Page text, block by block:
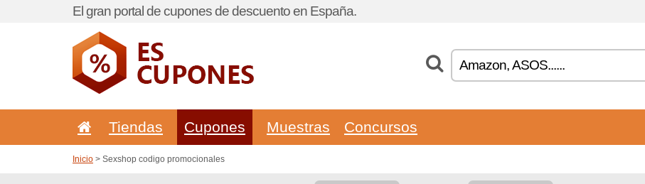
El gran portal de cupones de descuento en España.
Tiendas Cupones Muestras Concursos
Inicio > Sexshop codigo promocionales